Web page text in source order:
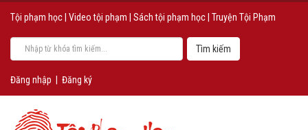
Tội phạm học Video tội phạm Sách tội phạm học Truyện Tội Phạm
Đăng nhập Đăng ký